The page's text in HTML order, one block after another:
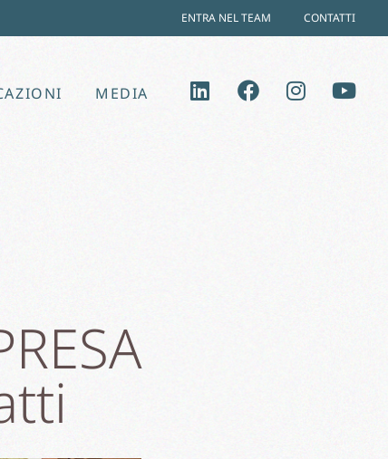
ENTRA NEL TEAM CONTATTI
MEDIA